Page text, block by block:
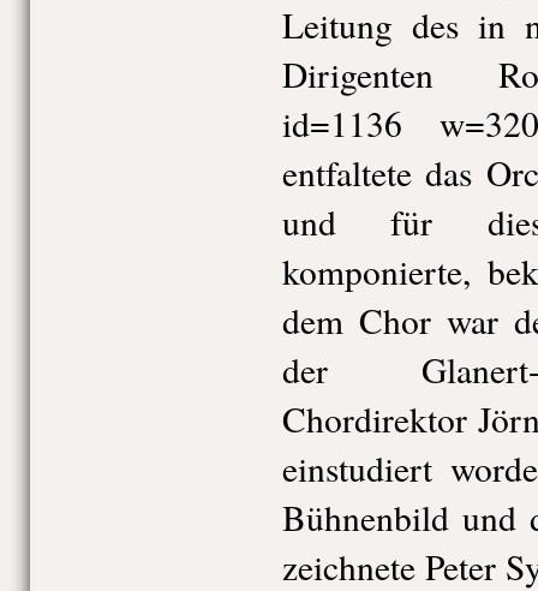
Leitung des in
Dirigenten
id=1136
entfaltete das
und für
komponierte,
dem Chor war
der
Chordirektor
einstudiert
Bühnenbild und
zeichnete Peter